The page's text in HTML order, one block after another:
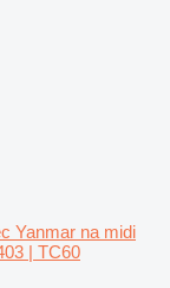
Yanmar na midi
| TC60